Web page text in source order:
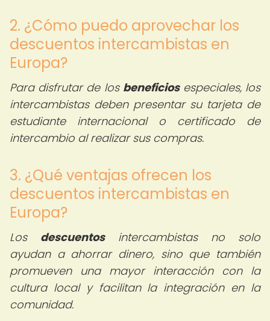
2. ¿Cómo puedo aprovechar los
descuentos intercambistas en
Europa?
Para disfrutar de los beneficiosespeciales, los
intercambistas deben presentar su tarjeta de
estudiante internacional o certificado de
intercambio al realizar sus compras.
3. ¿Qué ventajas ofrecen los
descuentos intercambistas en
Europa?
Los descuentosintercambistas no solo
ayudan a ahorrar dinero, sino que también
promueven una mayor interacción con la
cultura local y facilitan la integración en la
comunidad.